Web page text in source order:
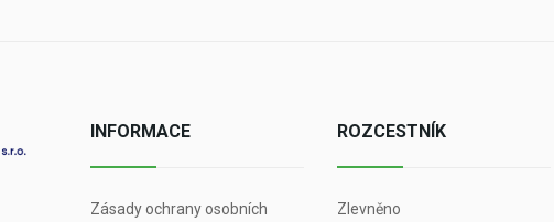
INFORMACE
Zásady ochrany osobních
ROZCESTNÍK
Zlevněno